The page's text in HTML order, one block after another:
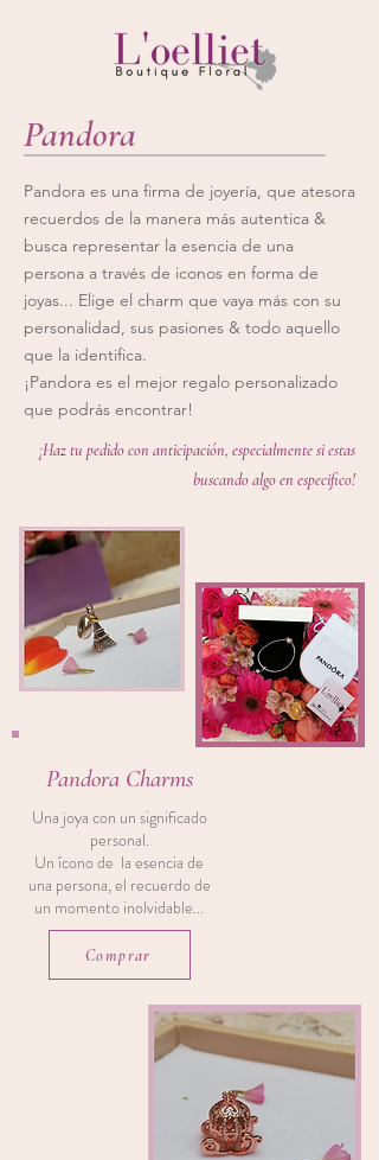
Pandora
Pandora es una firma de joyería, que atesora
recuerdos de la manera más autentica &
busca representar la esencia de una
persona a través de iconos en forma de
joyas... Elige el charm que vaya más con su
personalidad, sus pasiones & todo aquello
que la identifica.
¡Pandora es el mejor regalo personalizado
que podrás encontrar!
¡Haz tu pedido con anticipación, especialmente si estas
buscando algo en especifico!
Pandora Charms
Una joya con un significado
personal.
Un ícono de la esencia de
una persona, el recuerdo de
un momento inolvidable...
Comprar